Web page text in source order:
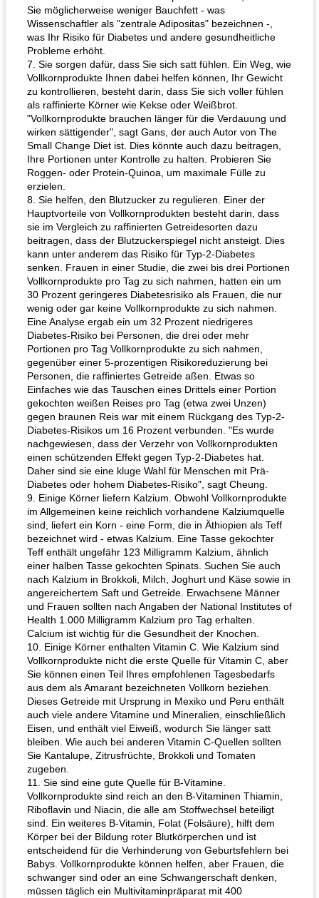
Sie möglicherweise weniger Bauchfett - was
Wissenschaftler als "zentrale Adipositas" bezeichnen -,
was Ihr Risiko für Diabetes und andere gesundheitliche
Probleme erhöht.
7. Sie sorgen dafür, dass Sie sich satt fühlen. Ein Weg, wie
Vollkornprodukte Ihnen dabei helfen können, Ihr Gewicht
zu kontrollieren, besteht darin, dass Sie sich voller fühlen
als raffinierte Körner wie Kekse oder Weißbrot.
"Vollkornprodukte brauchen länger für die Verdauung und
wirken sättigender", sagt Gans, der auch Autor von The
Small Change Diet ist. Dies könnte auch dazu beitragen,
Ihre Portionen unter Kontrolle zu halten. Probieren Sie
Roggen- oder Protein-Quinoa, um maximale Fülle zu
erzielen.
8. Sie helfen, den Blutzucker zu regulieren. Einer der
Hauptvorteile von Vollkornprodukten besteht darin, dass
sie im Vergleich zu raffinierten Getreidesorten dazu
beitragen, dass der Blutzuckerspiegel nicht ansteigt. Dies
kann unter anderem das Risiko für Typ-2-Diabetes
senken. Frauen in einer Studie, die zwei bis drei Portionen
Vollkornprodukte pro Tag zu sich nahmen, hatten ein um
30 Prozent geringeres Diabetesrisiko als Frauen, die nur
wenig oder gar keine Vollkornprodukte zu sich nahmen.
Eine Analyse ergab ein um 32 Prozent niedrigeres
Diabetes-Risiko bei Personen, die drei oder mehr
Portionen pro Tag Vollkornprodukte zu sich nahmen,
gegenüber einer 5-prozentigen Risikoreduzierung bei
Personen, die raffiniertes Getreide aßen. Etwas so
Einfaches wie das Tauschen eines Drittels einer Portion
gekochten weißen Reises pro Tag (etwa zwei Unzen)
gegen braunen Reis war mit einem Rückgang des Typ-2-
Diabetes-Risikos um 16 Prozent verbunden. "Es wurde
nachgewiesen, dass der Verzehr von Vollkornprodukten
einen schützenden Effekt gegen Typ-2-Diabetes hat.
Daher sind sie eine kluge Wahl für Menschen mit Prä-
Diabetes oder hohem Diabetes-Risiko", sagt Cheung.
9. Einige Körner liefern Kalzium. Obwohl Vollkornprodukte
im Allgemeinen keine reichlich vorhandene Kalziumquelle
sind, liefert ein Korn - eine Form, die in Äthiopien als Teff
bezeichnet wird - etwas Kalzium. Eine Tasse gekochter
Teff enthält ungefähr 123 Milligramm Kalzium, ähnlich
einer halben Tasse gekochten Spinats. Suchen Sie auch
nach Kalzium in Brokkoli, Milch, Joghurt und Käse sowie in
angereichertem Saft und Getreide. Erwachsene Männer
und Frauen sollten nach Angaben der National Institutes of
Health 1.000 Milligramm Kalzium pro Tag erhalten.
Calcium ist wichtig für die Gesundheit der Knochen.
10. Einige Körner enthalten Vitamin C. Wie Kalzium sind
Vollkornprodukte nicht die erste Quelle für Vitamin C, aber
Sie können einen Teil Ihres empfohlenen Tagesbedarfs
aus dem als Amarant bezeichneten Vollkorn beziehen.
Dieses Getreide mit Ursprung in Mexiko und Peru enthält
auch viele andere Vitamine und Mineralien, einschließlich
Eisen, und enthält viel Eiweiß, wodurch Sie länger satt
bleiben. Wie auch bei anderen Vitamin C-Quellen sollten
Sie Kantalupe, Zitrusfrüchte, Brokkoli und Tomaten
zugeben.
11. Sie sind eine gute Quelle für B-Vitamine.
Vollkornprodukte sind reich an den B-Vitaminen Thiamin,
Riboflavin und Niacin, die alle am Stoffwechsel beteiligt
sind. Ein weiteres B-Vitamin, Folat (Folsäure), hilft dem
Körper bei der Bildung roter Blutkörperchen und ist
entscheidend für die Verhinderung von Geburtsfehlern bei
Babys. Vollkornprodukte können helfen, aber Frauen, die
schwanger sind oder an eine Schwangerschaft denken,
müssen täglich ein Multivitaminpräparat mit 400